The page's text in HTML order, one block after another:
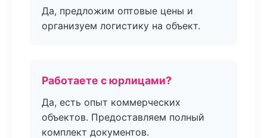
Да, предложим оптовые цены и
организуем логистику на объект.
Работаете с юрлицами?
Да, есть опыт коммерческих
объектов. Предоставляем полный
комплект документов.